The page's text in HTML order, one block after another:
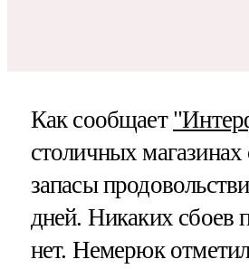
Как сообщает
столичных
запасы
дней. Никаких сбоев
нет. Немерюк